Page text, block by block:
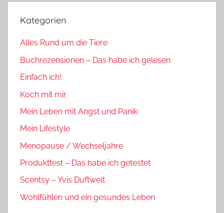
Kategorien
Alles Rund um die Tiere
Buchrezensionen – Das habe ich gelesen
Einfach ich!
Koch mit mir
Mein Leben mit Angst und Panik
Mein Lifestyle
Menopause / Wechseljahre
Produkttest – Das habe ich getestet
Scentsy – Yvis Duftwelt
Wohlfühlen und ein gesundes Leben